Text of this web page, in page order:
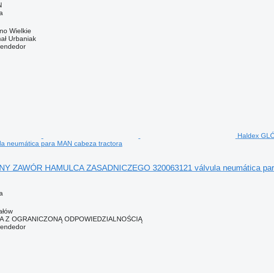
Wielkie
Urbaniak
Haldex
neumática para MAN cabeza tractora
ZAWÓR HAMULCA ZASADNICZEGO 320063121 válvula neumática
Z OGRANICZONĄ ODPOWIEDZIALNOŚCIĄ